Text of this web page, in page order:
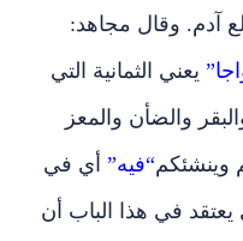
آدم. وقال مجاهد:
يعني الثمانية التي
والضأن والمعز
وينشئكم“فيه” أي في
في هذا الباب أن